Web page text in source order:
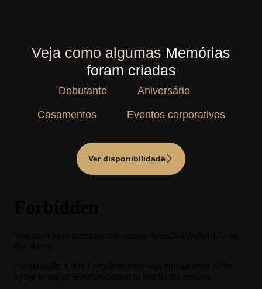
Veja como algumas Memórias
foram criadas
Debutante Aniversário
Casamentos Eventos corporativos
Ver disponibilidade